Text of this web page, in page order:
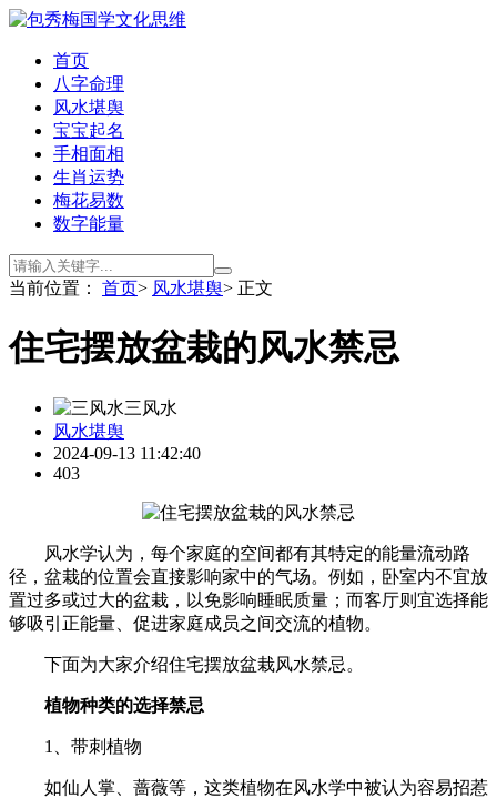
首页
八字命理
风水堪舆
宝宝起名
手相面相
生肖运势
梅花易数
数字能量
当前位置： 首页> 风水堪舆> 正文
住宅摆放盆栽的风水禁忌
三风水
风水堪舆
2024-09-13 11:42:40
403
风水学认为，每个家庭的空间都有其特定的能量流动路
径，盆栽的位置会直接影响家中的气场。例如，卧室内不宜放
置过多或过大的盆栽，以免影响睡眠质量；而客厅则宜选择能
够吸引正能量、促进家庭成员之间交流的植物。
下面为大家介绍住宅摆放盆栽风水禁忌。
植物种类的选择禁忌
1、带刺植物
如仙人掌、蔷薇等，这类植物在风水学中被认为容易招惹